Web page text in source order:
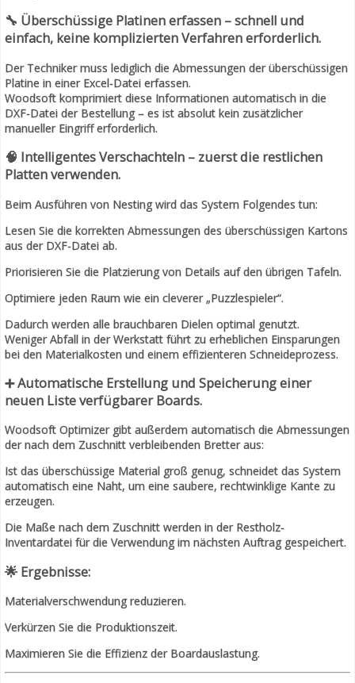
🔧 Überschüssige Platinen erfassen – schnell und
einfach, keine komplizierten Verfahren erforderlich.
Der Techniker muss lediglich die Abmessungen der überschüssigen
Platine in einer Excel-Datei erfassen.
Woodsoft komprimiert diese Informationen automatisch in die
DXF-Datei der Bestellung – es ist absolut kein zusätzlicher
manueller Eingriff erforderlich.
🧠 Intelligentes Verschachteln – zuerst die restlichen
Platten verwenden.
Beim Ausführen von Nesting wird das System Folgendes tun:
Lesen Sie die korrekten Abmessungen des überschüssigen Kartons
aus der DXF-Datei ab.
Priorisieren Sie die Platzierung von Details auf den übrigen Tafeln.
Optimiere jeden Raum wie ein cleverer „Puzzlespieler“.
Dadurch werden alle brauchbaren Dielen optimal genutzt.
Weniger Abfall in der Werkstatt führt zu erheblichen Einsparungen
bei den Materialkosten und einem effizienteren Schneideprozess.
➕ Automatische Erstellung und Speicherung einer
neuen Liste verfügbarer Boards.
Woodsoft Optimizer gibt außerdem automatisch die Abmessungen
der nach dem Zuschnitt verbleibenden Bretter aus:
Ist das überschüssige Material groß genug, schneidet das System
automatisch eine Naht, um eine saubere, rechtwinklige Kante zu
erzeugen.
Die Maße nach dem Zuschnitt werden in der Restholz-
Inventardatei für die Verwendung im nächsten Auftrag gespeichert.
🌟 Ergebnisse:
Materialverschwendung reduzieren.
Verkürzen Sie die Produktionszeit.
Maximieren Sie die Effizienz der Boardauslastung.